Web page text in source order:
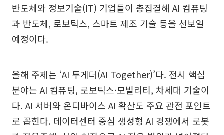
반도체와 정보기술(IT) 기업들이 총집결해 AI 컴퓨팅
과 반도체, 로보틱스, 스마트 제조 기술 등을 선보일
예정이다.
올해 주제는 ‘AI 투게더(AI Together)’다. 전시 핵심
분야는 AI 컴퓨팅, 로보틱스·모빌리티, 차세대 기술이
다. AI 서버와 온디바이스 AI 확산도 주요 관전 포인트
로 꼽힌다. 데이터센터 중심 생성형 AI 경쟁에서 로봇